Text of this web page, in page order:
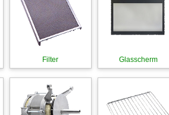
Filter Glasscherm